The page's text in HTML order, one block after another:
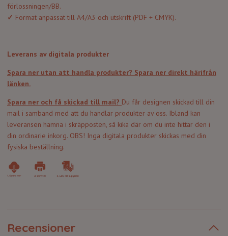
förlossningen/BB.
✓ Format anpassat till A4/A3 och utskrift (PDF + CMYK).
Leverans av digitala produkter
Spara ner utan att handla produkter? Spara ner direkt härifrån
länken.
Spara ner och få skickad till mail? Du får designen skickad till din
mail i samband med att du handlar produkter av oss. Ibland kan
leveransen hamna i skräpposten, så kika där om du inte hittar den i
din ordinarie inkorg. OBS! Inga digitala produkter skickas med din
fysiska beställning.
Recensioner